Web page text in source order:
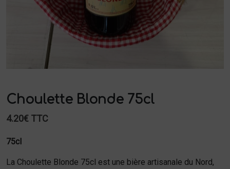
Choulette Blonde 75cl
4.20€ TTC
75cl
La Choulette Blonde 75cl est une bière artisanale du Nord,